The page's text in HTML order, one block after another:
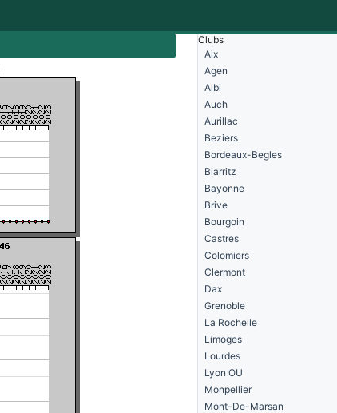
Clubs
Aix
Agen
Albi
Auch
Aurillac
Beziers
Bordeaux-Begles
Biarritz
Bayonne
Brive
Bourgoin
Castres
Colomiers
Clermont
Dax
Grenoble
La Rochelle
Limoges
Lourdes
Lyon OU
Monpellier
Mont-De-Marsan